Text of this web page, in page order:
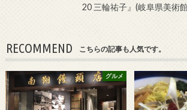
20 三輪祐子』(岐阜県美術
RECOMMEND こちらの記事も人気です。
グルメ